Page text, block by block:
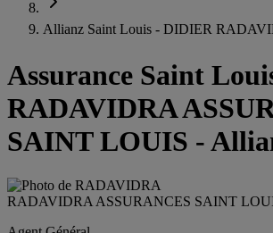
Allianz Saint Louis - DIDIER
Assurance Saint
RADAVIDRA
SAINT LOUIS -
RADAVIDRA ASSURANCES SAINT